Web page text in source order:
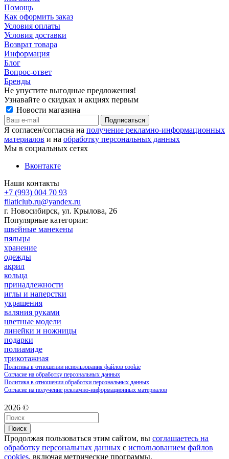
Помощь
Как оформить заказ
Условия оплаты
Условия доставки
Возврат товара
Информация
Блог
Вопрос-ответ
Бренды
Не упустите выгодные предложения!
Узнавайте о скидках и акциях первым
Новости магазина
Я согласен/согласна на получение рекламно-информационных
материалов и на обработку персональных данных
Мы в социальных сетях
Вконтакте
Наши контакты
+7 (993) 004 70 93
filaticlub.ru@yandex.ru
г. Новосибирск, ул. Крылова, 26
Популярные категории:
швейные манекены
пяльцы
хранение
одежды
акрил
кольца
принадлежности
иглы и наперстки
украшения
валяния руками
цветные модели
линейки и ножницы
подарки
полиамиде
трикотажная
Политика в отношении использования файлов cookie
Согласие на обработку персональных данных
Политика в отношении обработки персональных данных
Согласие на получение рекламно-информационных материалов
2026 ©
Поиск
Продолжая пользоваться этим сайтом, вы соглашаетесь на
обработку персональных данных с использованием файлов
cookies, включая метрические программы.